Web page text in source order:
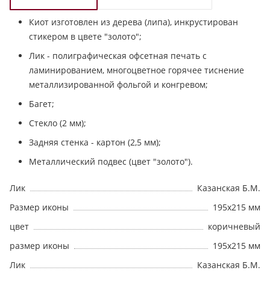
Киот изготовлен из дерева (липа), инкрустирован
стикером в цвете "золото";
Лик - полиграфическая офсетная печать с
ламинированием, многоцветное горячее тиснение
металлизированной фольгой и конгревом;
Багет;
Стекло (2 мм);
Задняя стенка - картон (2,5 мм);
Металлический подвес (цвет "золото").
Лик
Казанская Б.М.
Размер иконы
195х215 мм
цвет
коричневый
размер иконы
195х215 мм
Лик
Казанская Б.М.